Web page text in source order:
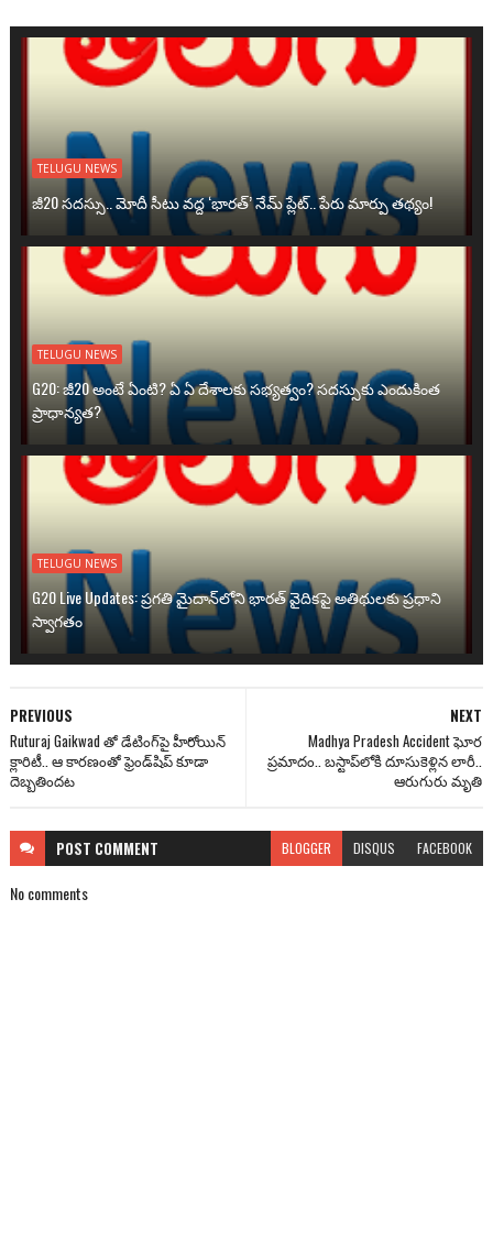
TELUGU NEWS
జీ20 సదస్సు.. మోదీ సీటు వద్ద ‘భారత్’ నేమ్ ప్లేట్‌.. పేరు మార్పు తథ్యం!
TELUGU NEWS
G20: జీ20 అంటే ఏంటి? ఏ ఏ దేశాలకు సభ్యత్వం? సదస్సుకు ఎందుకింత
ప్రాధాన్యత?
TELUGU NEWS
G20 Live Updates: ప్రగతి మైదాన్‌లోని భారత్ వైదికపై అతిథులకు ప్రధాని
స్వాగతం
NEXT
Madhya Pradesh Accident ఘోర
ప్రమాదం.. బస్టాప్‌లోకి దూసుకెళ్లిన లారీ..
ఆరుగురు మృతి
PREVIOUS
Ruturaj Gaikwad తో డేటింగ్‌పై హీరోయిన్
క్లారిటీ.. ఆ కారణంతో ఫ్రెండ్‌షిప్ కూడా
దెబ్బతిందట
POST COMMENT BLOGGER DISQUS FACEBOOK
No comments